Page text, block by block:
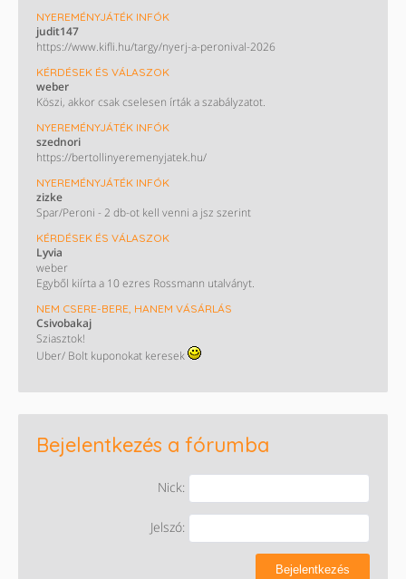
NYEREMÉNYJÁTÉK INFÓK
judit147
https://www.kifli.hu/targy/nyerj-a-peronival-2026
KÉRDÉSEK ÉS VÁLASZOK
weber
Köszi, akkor csak cselesen írták a szabályzatot.
NYEREMÉNYJÁTÉK INFÓK
szednori
https://bertollinyeremenyjatek.hu/
NYEREMÉNYJÁTÉK INFÓK
zizke
Spar/Peroni - 2 db-ot kell venni a jsz szerint
KÉRDÉSEK ÉS VÁLASZOK
Lyvia
weber
Egyből kiírta a 10 ezres Rossmann utalványt.
NEM CSERE-BERE, HANEM VÁSÁRLÁS
Csivobakaj
Sziasztok!
Uber/ Bolt kuponokat keresek
Bejelentkezés a fórumba
Nick:
Jelszó:
Bejelentkezés